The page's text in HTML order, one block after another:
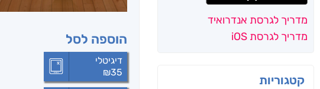
מדריך לגרסת אנדרואיד
מדריך לגרסת iOS
קטגוריות
הוספה לסל
דיגיטלי
₪35